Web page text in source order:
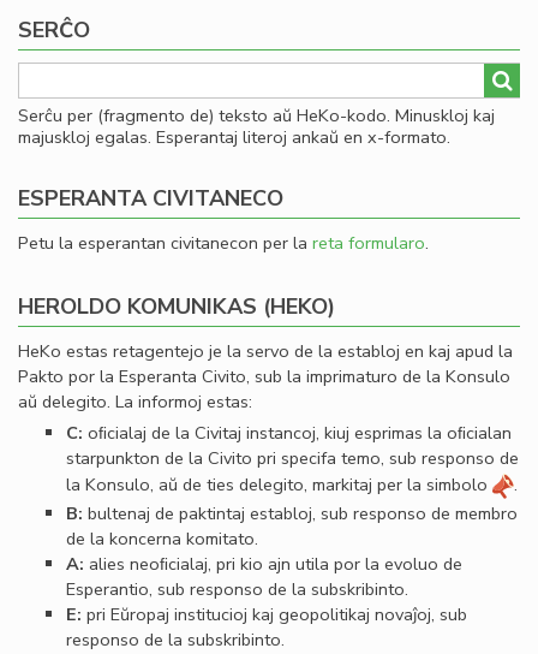
SERĈO
Serĉu per (fragmento de) teksto aŭ HeKo-kodo. Minuskloj kaj
majuskloj egalas. Esperantaj literoj ankaŭ en x-formato.
ESPERANTA CIVITANECO
Petu la esperantan civitanecon per la reta formularo.
HEROLDO KOMUNIKAS (HEKO)
HeKo estas retagentejo je la servo de la establoj en kaj apud la
Pakto por la Esperanta Civito, sub la imprimaturo de la Konsulo
aŭ delegito. La informoj estas:
C: oﬁcialaj de la Civitaj instancoj, kiuj esprimas la oﬁcialan
starpunkton de la Civito pri specifa temo, sub responso de
la Konsulo, aŭ de ties delegito, markitaj per la simbolo
.
B: bultenaj de paktintaj establoj, sub responso de membro
de la koncerna komitato.
A: alies neoﬁcialaj, pri kio ajn utila por la evoluo de
Esperantio, sub responso de la subskribinto.
E: pri Eŭropaj institucioj kaj geopolitikaj novaĵoj, sub
responso de la subskribinto.